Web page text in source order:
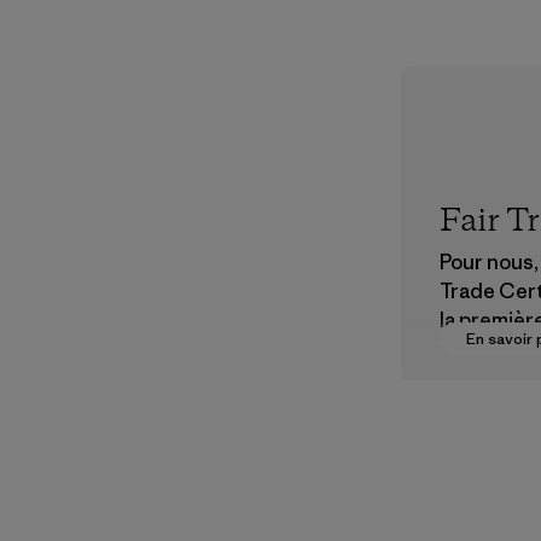
En savoir
Fair
Pour
Trade
la
vers des